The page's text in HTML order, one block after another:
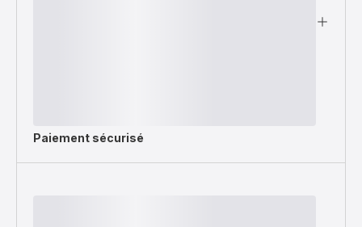
Paiement sécurisé